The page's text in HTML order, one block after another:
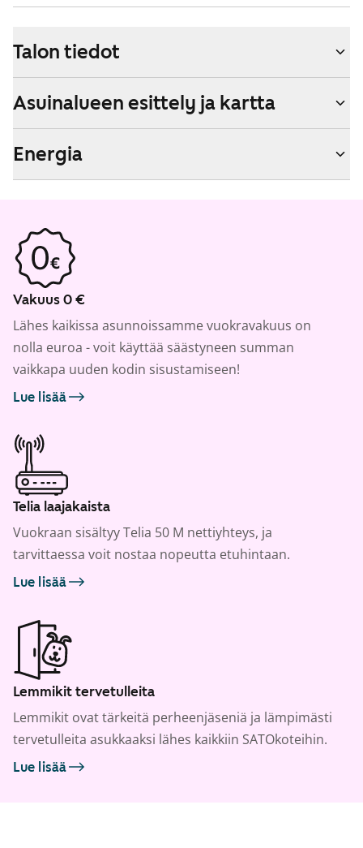
Talon tiedot
Asuinalueen esittely ja kartta
Energia
Vakuus 0 €
Lähes kaikissa asunnoissamme vuokravakuus on
nolla euroa - voit käyttää säästyneen summan
vaikkapa uuden kodin sisustamiseen!
Lue lisää
Telia laajakaista
Vuokraan sisältyy Telia 50 M nettiyhteys, ja
tarvittaessa voit nostaa nopeutta etuhintaan.
Lue lisää
Lemmikit tervetulleita
Lemmikit ovat tärkeitä perheenjäseniä ja lämpimästi
tervetulleita asukkaaksi lähes kaikkiin SATOkoteihin.
Lue lisää